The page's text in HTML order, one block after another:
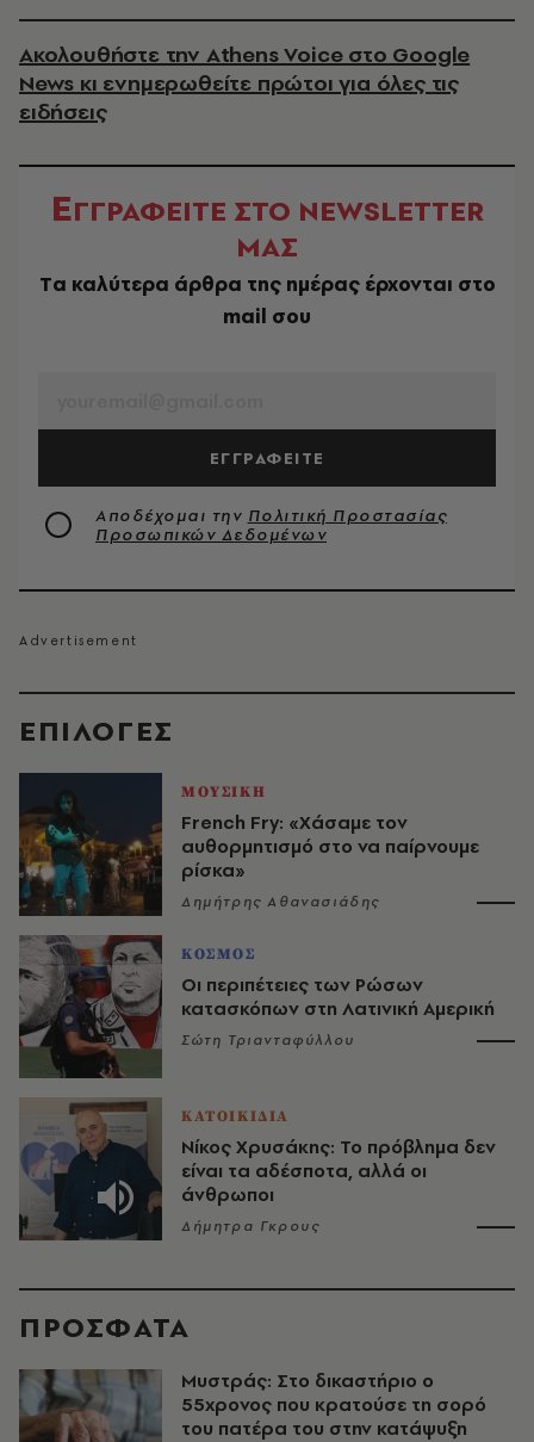
EΠΙΛΟΓΈΣ
ΜΟΥΣΙΚΗ
French Fry: «Χάσαμε τον
αυθορμητισμό στο να παίρνουμε
ρίσκα»
Δημήτρης Αθανασιάδης
ΚΟΣΜΟΣ
Οι περιπέτειες των Ρώσων
κατασκόπων στη Λατινική Αμερική
Σώτη Τριανταφύλλου
ΚΑΤΟΙΚΙΔΙΑ
Νίκος Χρυσάκης: Το πρόβλημα δεν
είναι τα αδέσποτα, αλλά οι
άνθρωποι
Δήμητρα Γκρους
Ακολουθήστε την Athens Voice στο Google
News κι ενημερωθείτε πρώτοι για όλες τις
ειδήσεις
ΕΓΓΡΑΦΕΙΤΕ ΣΤΟ NEWSLETTER
ΜΑΣ
Tα καλύτερα άρθρα της ημέρας έρχονται στο
mail σου
ΕΓΓΡΑΦΕΙΤΕ
Αποδέχομαι την Πολιτική Προστασίας
Προσωπικών Δεδομένων
ΠΡΟΣΦΑΤΑ
Μυστράς: Στο δικαστήριο ο
55χρονος που κρατούσε τη σορό
του πατέρα του στην κατάψυξη